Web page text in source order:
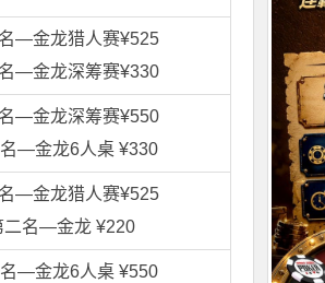
—金龙猎人赛¥525
—金龙深筹赛¥330
—金龙深筹赛¥550
—金龙6人桌 ¥330
—金龙猎人赛¥525
二名—金龙 ¥220
—金龙6人桌 ¥550